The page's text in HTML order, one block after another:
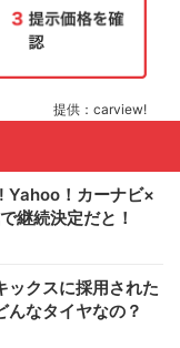
提供：carview!
Yahoo！カーナビ×
継続決定だと！
ックスに採用された
なタイヤなの？